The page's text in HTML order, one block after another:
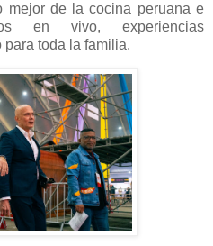
mejor de la cocina peruana e
en vivo, experiencias
para toda la familia.